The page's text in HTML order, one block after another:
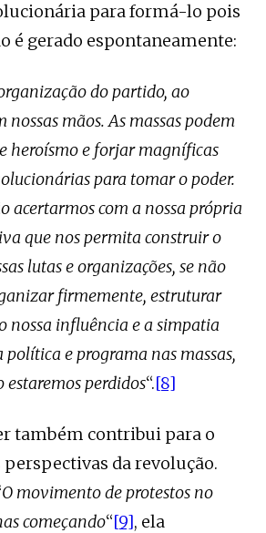
para formá-lo pois
é gerado espontaneamente:
do partido, ao
nossas mãos. As massas podem
heroísmo e forjar magníficas
para tomar o poder.
acertarmos com a nossa própria
que nos permita construir o
lutas e organizações, se não
firmemente, estruturar
nossa influência e a simpatia
política e programa nas massas,
estaremos perdidos“.[8]
também contribui para o
perspectivas da revolução.
O movimento de protestos no
começando“[9], ela